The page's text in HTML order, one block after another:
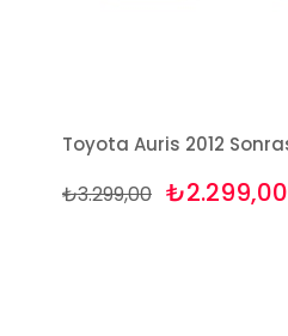
₺2.299,00
₺3.299,00